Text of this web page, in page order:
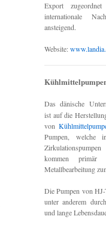
Export
internationale
ansteigend.
Website:
Das dänische
ist auf die
von
Pumpen, welche
kommen
Metallbearbeitung
Die Pumpen von
unter anderem
und lange